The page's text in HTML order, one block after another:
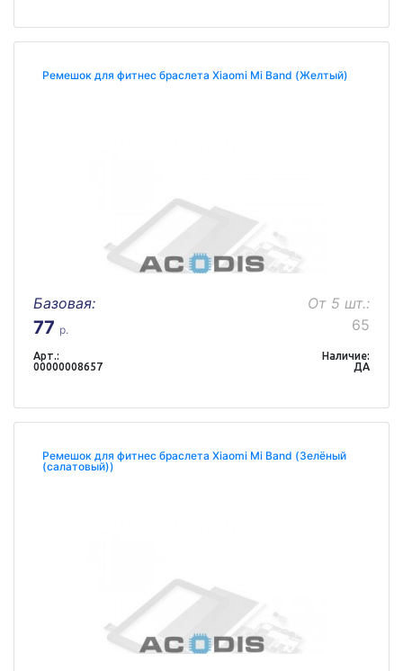
Ремешок для фитнес браслета Xiaomi Mi Band (Желтый)
Базовая:
77 р.
От 5 шт.:
65
Арт.:
00000008657
Наличие:
ДА
Ремешок для фитнес браслета Xiaomi Mi Band (Зелёный
(салатовый))